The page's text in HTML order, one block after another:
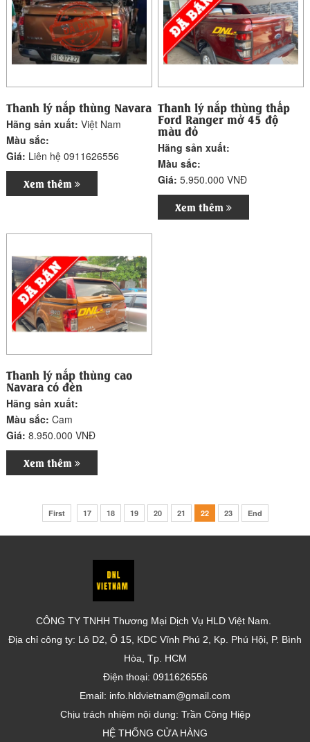
Thanh lý nắp thùng Navara
Hãng sản xuất:Việt Nam
Màu sắc:
Giá: Liên hệ 0911626556
Xem thêm
Thanh lý nắp thùng thấp
Ford Ranger mở 45 độ
màu đỏ
Hãng sản xuất:
Màu sắc:
Giá:5.950.000 VNĐ
Xem thêm
Thanh lý nắp thùng cao
Navara có đèn
Hãng sản xuất:
Màu sắc:Cam
Giá:8.950.000 VNĐ
Xem thêm
First 17 18 19 20 21 22 23 End
CÔNG TY TNHH Thương Mại Dịch Vụ HLD Việt Nam.
Địa chỉ công ty: Lô D2, Ô 15, KDC Vĩnh Phú 2, Kp. Phú Hội, P. Bình
Hòa, Tp. HCM
Điện thoại: 0911626556
Email: info.hldvietnam@gmail.com
Chịu trách nhiệm nội dung: Trần Công Hiệp
HỆ THỐNG CỬA HÀNG